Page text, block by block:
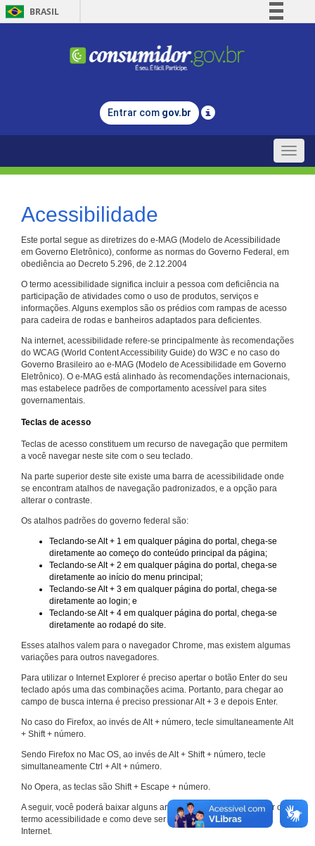
BRASIL
Comunica BR
Legislação
Entrar com gov.br
Toggle
Acessibilidade
Este portal segue as diretrizes do e-MAG (Modelo de Acessibilidade
em Governo Eletrônico), conforme as normas do Governo Federal, em
obediência ao Decreto 5.296, de 2.12.2004
O termo acessibilidade significa incluir a pessoa com deficiência na
participação de atividades como o uso de produtos, serviços e
informações. Alguns exemplos são os prédios com rampas de acesso
para cadeira de rodas e banheiros adaptados para deficientes.
Na internet, acessibilidade refere-se principalmente às recomendações
do WCAG (World Content Accessibility Guide) do W3C e no caso do
Governo Brasileiro ao e-MAG (Modelo de Acessibilidade em Governo
Eletrônico). O e-MAG está alinhado às recomendações internacionais,
mas estabelece padrões de comportamento acessível para sites
governamentais.
Teclas de acesso
Teclas de acesso constituem um recurso de navegação que permitem
a você navegar neste site com o seu teclado.
Na parte superior deste site existe uma barra de acessibilidade onde
se encontram atalhos de navegação padronizados, e a opção para
alterar o contraste.
Os atalhos padrões do governo federal são:
Teclando-se Alt + 1 em qualquer página do portal, chega-se
diretamente ao começo do conteúdo principal da página;
Teclando-se Alt + 2 em qualquer página do portal, chega-se
diretamente ao início do menu principal;
Teclando-se Alt + 3 em qualquer página do portal, chega-se
diretamente ao login; e
Teclando-se Alt + 4 em qualquer página do portal, chega-se
diretamente ao rodapé do site.
Esses atalhos valem para o navegador Chrome, mas existem algumas
variações para outros navegadores.
Para utilizar o Internet Explorer é preciso apertar o botão Enter do seu
teclado após uma das combinações acima. Portanto, para chegar ao
campo de busca interna é preciso pressionar Alt + 3 e depois Enter.
No caso do Firefox, ao invés de Alt + número, tecle simultaneamente Alt
+ Shift + número.
Sendo Firefox no Mac OS, ao invés de Alt + Shift + número, tecle
simultaneamente Ctrl + Alt + número.
No Opera, as teclas são Shift + Escape + número.
A seguir, você poderá baixar alguns arquivos que explicam melhor o
termo acessibilidade e como deve ser implementado nos sites da
Internet.